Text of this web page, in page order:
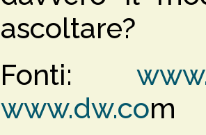
ascoltare?
Fonti:
www.dw.com